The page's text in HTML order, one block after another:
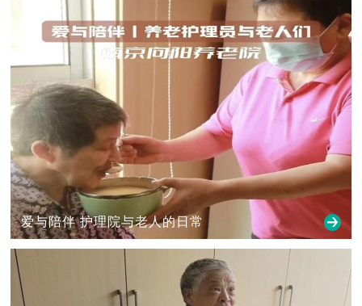
爱与陪伴 护理院与老人的日常